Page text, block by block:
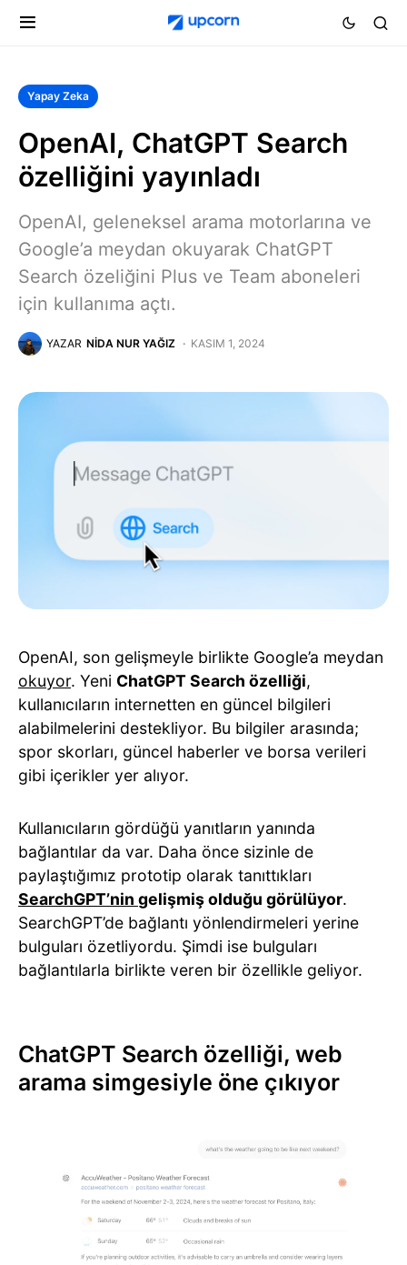
Yapay Zeka
OpenAI, ChatGPT Search
özelliğini yayınladı
OpenAI, geleneksel arama motorlarına ve
Google’a meydan okuyarak ChatGPT
Search özeliğini Plus ve Team aboneleri
için kullanıma açtı.
YAZAR NIDA NUR YAĞIZ KASIM 1, 2024
OpenAI, son gelişmeyle birlikte Google’a meydan
okuyor. Yeni ChatGPT Search özelliği,
kullanıcıların internetten en güncel bilgileri
alabilmelerini destekliyor. Bu bilgiler arasında;
spor skorları, güncel haberler ve borsa verileri
gibi içerikler yer alıyor.
Kullanıcıların gördüğü yanıtların yanında
bağlantılar da var. Daha önce sizinle de
paylaştığımız prototip olarak tanıttıkları
SearchGPT’nin gelişmiş olduğu görülüyor.
SearchGPT’de bağlantı yönlendirmeleri yerine
bulguları özetliyordu. Şimdi ise bulguları
bağlantılarla birlikte veren bir özellikle geliyor.
ChatGPT Search özelliği, web
arama simgesiyle öne çıkıyor